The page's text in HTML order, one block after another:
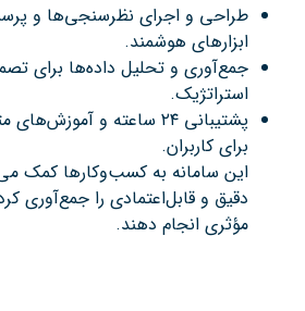
طراحی و اجرای نظرسنجی‌ها و
ابزارهای هوشمند.
جمع‌آوری و تحلیل داده‌ها برای
استراتژیک.
پشتیبانی ۲۴ ساعته و
برای کاربران.
این سامانه به کسب‌وکارها کمک
دقیق و قابل‌اعتمادی را جمع‌آوری
مؤثری انجام دهند.​